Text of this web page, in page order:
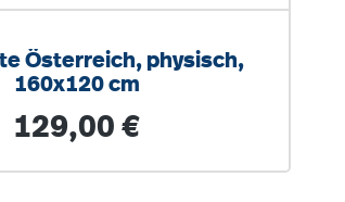
Österreich, physisch,
160x120 cm
Regulärer Preis:
129,00 €